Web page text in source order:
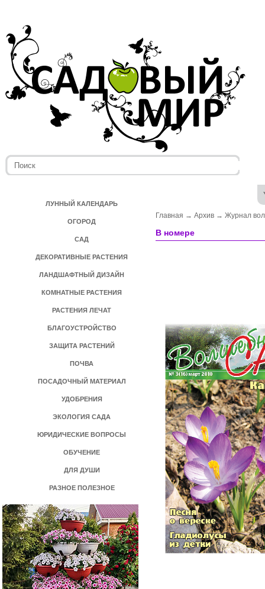
ЛУННЫЙ КАЛЕНДАРЬ
ОГОРОД
САД
ДЕКОРАТИВНЫЕ РАСТЕНИЯ
ЛАНДШАФТНЫЙ ДИЗАЙН
КОМНАТНЫЕ РАСТЕНИЯ
РАСТЕНИЯ ЛЕЧАТ
БЛАГОУСТРОЙСТВО
ЗАЩИТА РАСТЕНИЙ
ПОЧВА
ПОСАДОЧНЫЙ МАТЕРИАЛ
УДОБРЕНИЯ
ЭКОЛОГИЯ САДА
ЮРИДИЧЕСКИЕ ВОПРОСЫ
ОБУЧЕНИЕ
ДЛЯ ДУШИ
РАЗНОЕ ПОЛЕЗНОЕ
Главная → Архив → Журнал
В номере